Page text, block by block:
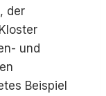
der
und
Beispiel